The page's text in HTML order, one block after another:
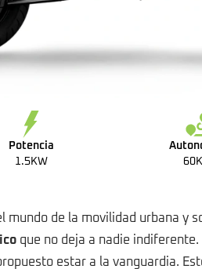
Potencia
1.5KW
mundo de la movilidad urbana y
que no deja a nadie indiferente.
estar a la vanguardia.